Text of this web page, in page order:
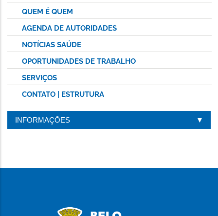
QUEM É QUEM
AGENDA DE AUTORIDADES
NOTÍCIAS SAÚDE
OPORTUNIDADES DE TRABALHO
SERVIÇOS
CONTATO | ESTRUTURA
INFORMAÇÕES